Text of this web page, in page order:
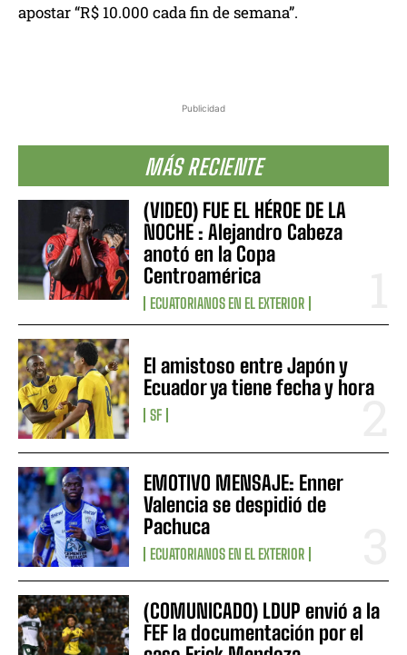
Publicidad
MÁS RECIENTE
(VIDEO) FUE EL HÉROE DE LA
NOCHE : Alejandro Cabeza
anotó en la Copa
Centroamérica
ECUATORIANOS EN EL EXTERIOR
El amistoso entre Japón y
Ecuador ya tiene fecha y hora
SF
EMOTIVO MENSAJE: Enner
Valencia se despidió de
Pachuca
ECUATORIANOS EN EL EXTERIOR
(COMUNICADO) LDUP envió a la
FEF la documentación por el
apostar “R$ 10.000 cada fin de semana”.